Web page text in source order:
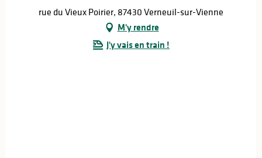
rue du Vieux Poirier, 87430 Verneuil-sur-Vienne
M'y rendre
J'y vais en train !